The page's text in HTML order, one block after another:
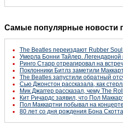
Самые популярные новости
The Beatles переиздают Rubber
Умерла Бонни Тайлер.
Ринго Старр отреагировал на
Поклонники Битлз заметили
The Beatles запустили обратный
Сью Джонстон рассказала, как
Мик Джаггер рассказал, чему The
Кит Ричардс заявил, что Пол
Пол Маккартни побывал на
80 лет со дня рождения Бона Скотта